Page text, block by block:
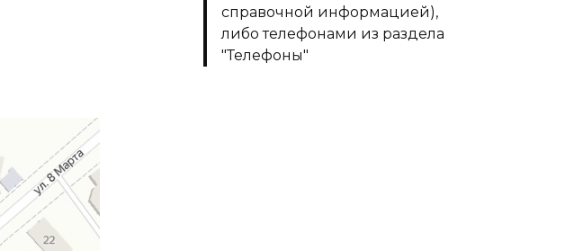
справочной информацией),
либо телефонами из раздела
"Телефоны"